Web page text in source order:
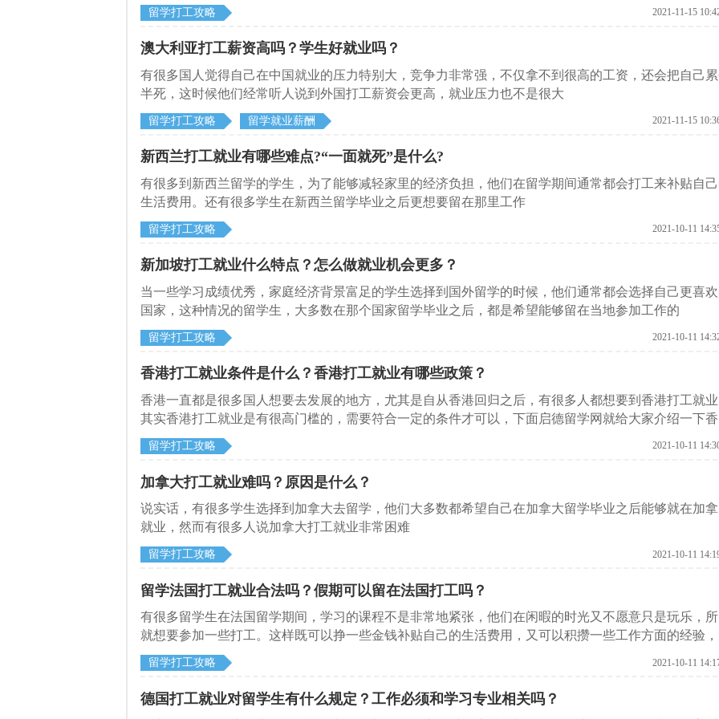
留学打工攻略 2021-11-15
澳大利亚打工薪资高吗？学生好就业吗？
有很多国人觉得自己在中国就业的压力特别大，竞争力非常强，不仅拿不到很高的工资，还会把自己
半死，这时候他们经常听人说到外国打工薪资会更高，就业压力也不是很大
留学打工攻略 留学就业薪酬 2021-11-15
新西兰打工就业有哪些难点?“一面就死”是什么?
有很多到新西兰留学的学生，为了能够减轻家里的经济负担，他们在留学期间通常都会打工来补贴自
生活费用。还有很多学生在新西兰留学毕业之后更想要留在那里工作
留学打工攻略 2021-10-11
新加坡打工就业什么特点？怎么做就业机会更多？
当一些学习成绩优秀，家庭经济背景富足的学生选择到国外留学的时候，他们通常都会选择自己更喜
国家，这种情况的留学生，大多数在那个国家留学毕业之后，都是希望能够留在当地参加工作的
留学打工攻略 2021-10-11
香港打工就业条件是什么？香港打工就业有哪些政策？
香港一直都是很多国人想要去发展的地方，尤其是自从香港回归之后，有很多人都想要到香港打工就业
其实香港打工就业是有很高门槛的，需要符合一定的条件才可以，下面启德留学网就给大家介绍一下香
打工就业必须条件是什么？
留学打工攻略 2021-10-11
加拿大打工就业难吗？原因是什么？
说实话，有很多学生选择到加拿大去留学，他们大多数都希望自己在加拿大留学毕业之后能够就在加
就业，然而有很多人说加拿大打工就业非常困难
留学打工攻略 2021-10-11
留学法国打工就业合法吗？假期可以留在法国打工吗？
有很多留学生在法国留学期间，学习的课程不是非常地紧张，他们在闲暇的时光又不愿意只是玩乐，
就想要参加一些打工。这样既可以挣一些金钱补贴自己的生活费用，又可以积攒一些工作方面的经验
时还能够融入到法国这个社会文化当中。
留学打工攻略 2021-10-11
德国打工就业对留学生有什么规定？工作必须和学习专业相关吗？